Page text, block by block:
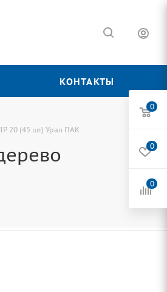
КОНТАКТЫ
20 (45 шт) Урал ПАК
0
0
0